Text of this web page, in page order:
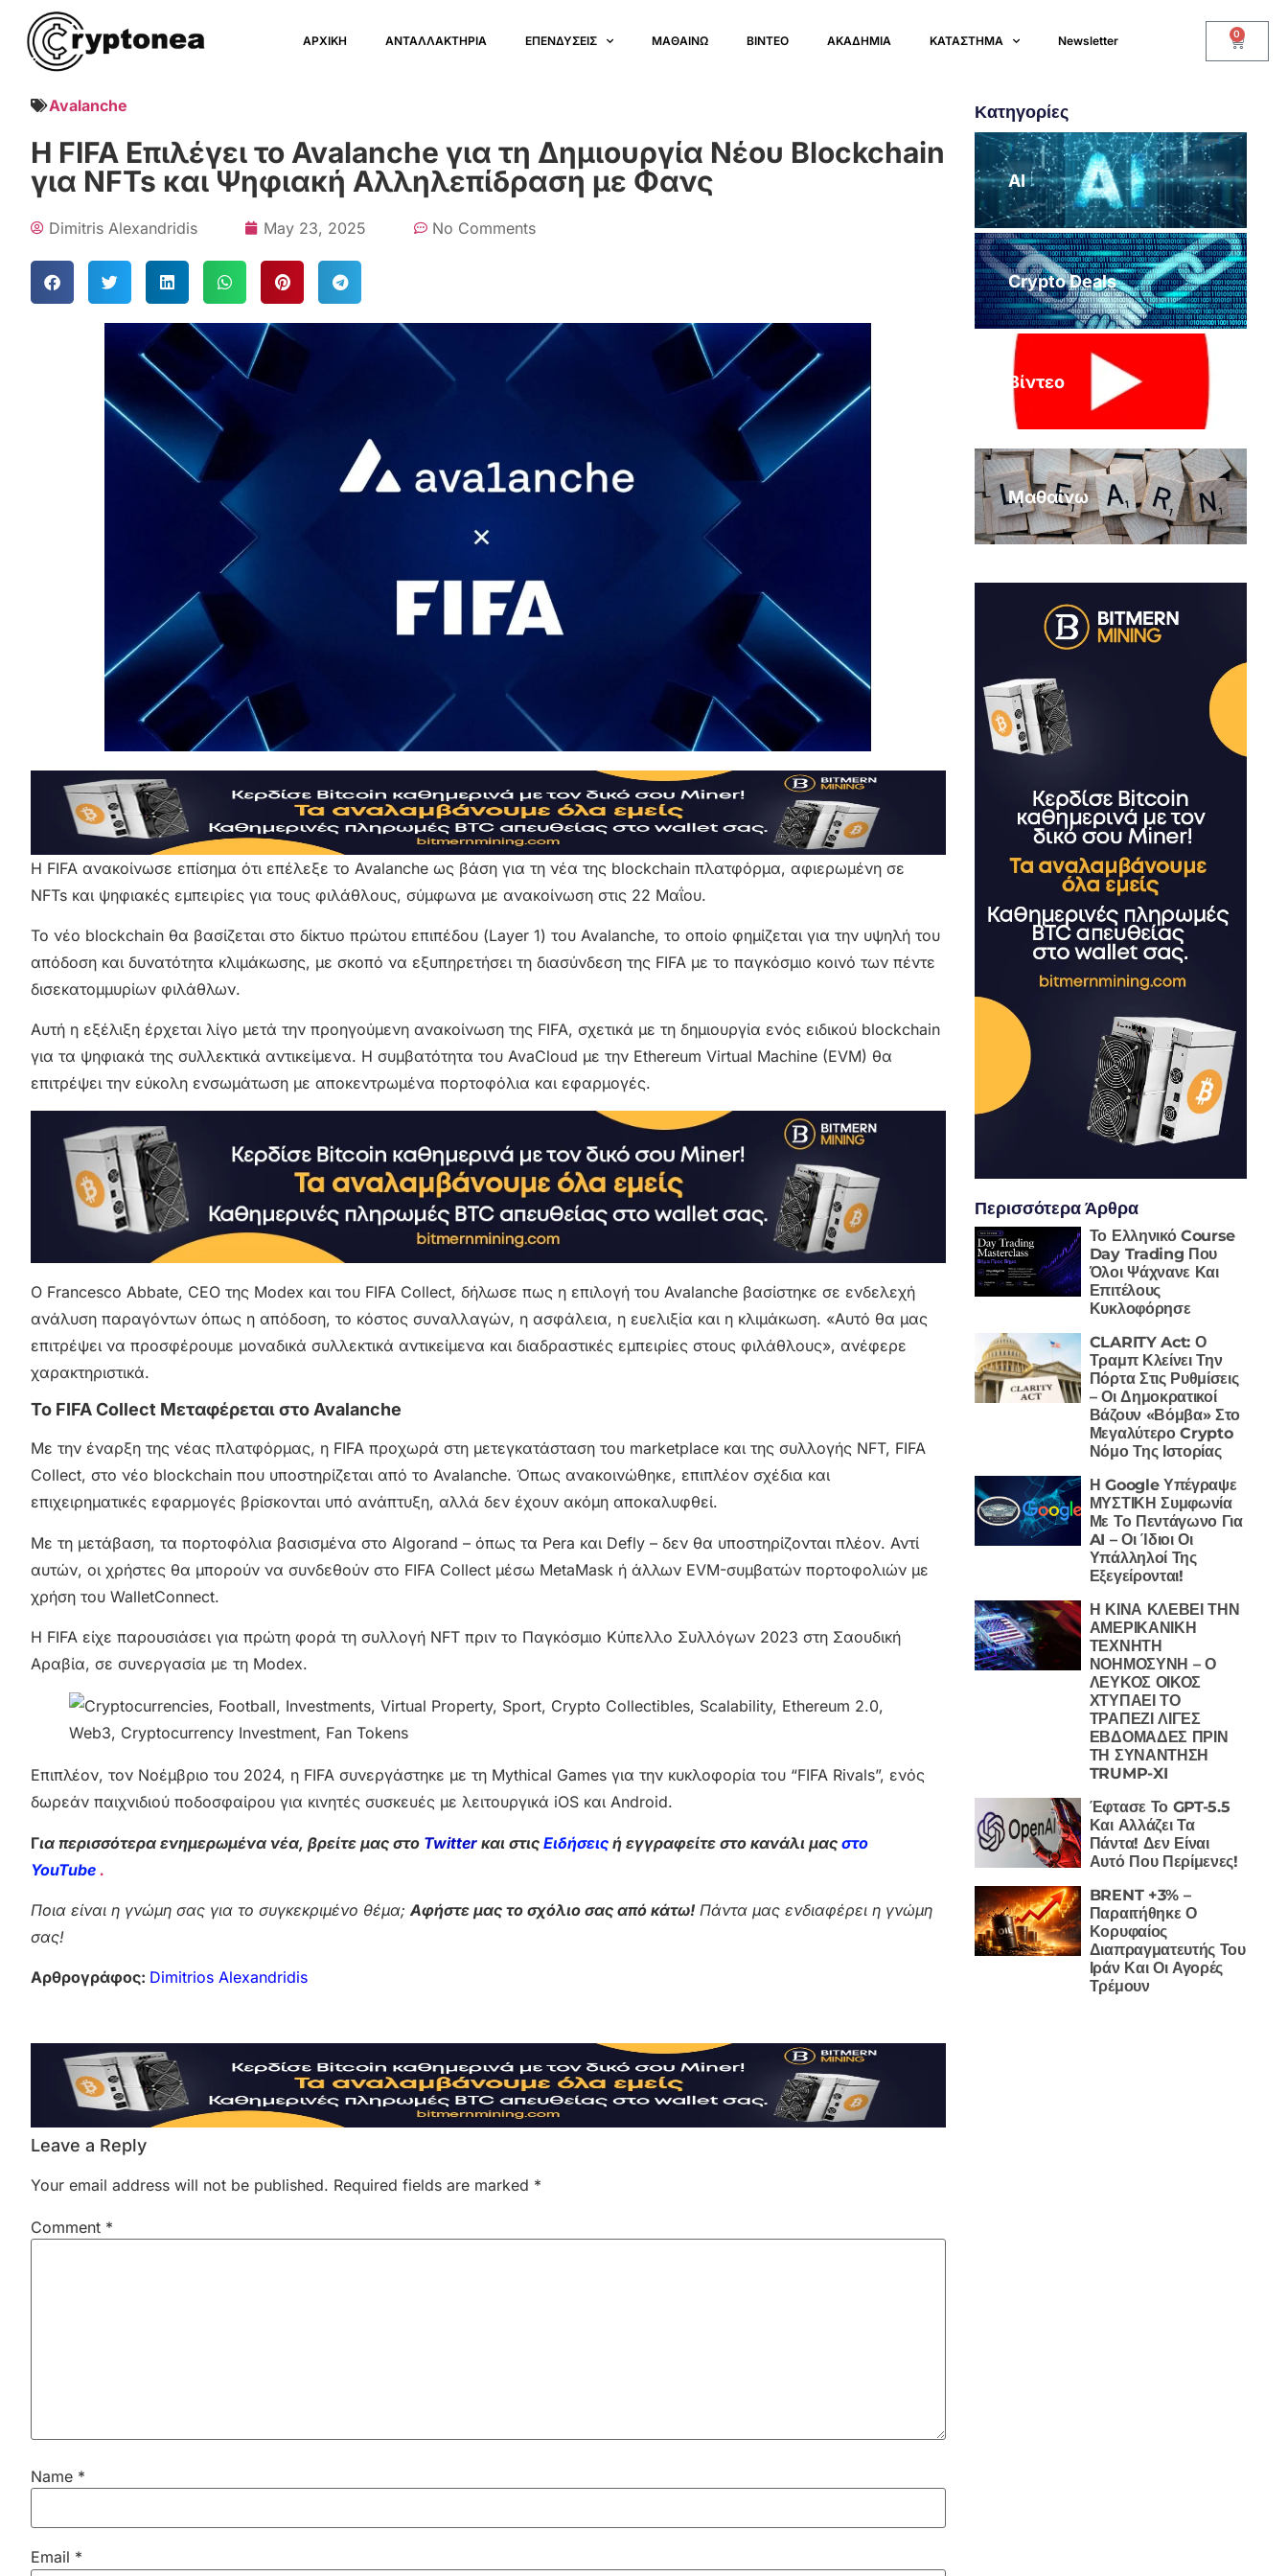
ΑΡΧΙΚΗ ΑΝΤΑΛΛΑΚΤΗΡΙΑ ΕΠΕΝΔΥΣΕΙΣ ΜΑΘΑΙΝΩ ΒΙΝΤΕΟ ΑΚΑΔΗΜΙΑ ΚΑΤΑΣΤΗΜΑ Newsletter 0
Avalanche
Η FIFA Επιλέγει το Avalanche για τη Δημιουργία Νέου Blockchain
για NFTs και Ψηφιακή Αλληλεπίδραση με Φανς
Dimitris Alexandridis May 23, 2025 No Comments
Η FIFA ανακοίνωσε επίσημα ότι επέλεξε το Avalanche ως βάση για τη νέα της blockchain πλατφόρμα, αφιερωμένη σε
NFTs και ψηφιακές εμπειρίες για τους φιλάθλους, σύμφωνα με ανακοίνωση στις 22 Μαΐου.
Το νέο blockchain θα βασίζεται στο δίκτυο πρώτου επιπέδου (Layer 1) του Avalanche, το οποίο φημίζεται για την υψηλή του
απόδοση και δυνατότητα κλιμάκωσης, με σκοπό να εξυπηρετήσει τη διασύνδεση της FIFA με το παγκόσμιο κοινό των πέντε
δισεκατομμυρίων φιλάθλων.
Αυτή η εξέλιξη έρχεται λίγο μετά την προηγούμενη ανακοίνωση της FIFA, σχετικά με τη δημιουργία ενός ειδικού blockchain
για τα ψηφιακά της συλλεκτικά αντικείμενα. Η συμβατότητα του AvaCloud με την Ethereum Virtual Machine (EVM) θα
επιτρέψει την εύκολη ενσωμάτωση με αποκεντρωμένα πορτοφόλια και εφαρμογές.
Ο Francesco Abbate, CEO της Modex και του FIFA Collect, δήλωσε πως η επιλογή του Avalanche βασίστηκε σε ενδελεχή
ανάλυση παραγόντων όπως η απόδοση, το κόστος συναλλαγών, η ασφάλεια, η ευελιξία και η κλιμάκωση. «Αυτό θα μας
επιτρέψει να προσφέρουμε μοναδικά συλλεκτικά αντικείμενα και διαδραστικές εμπειρίες στους φιλάθλους», ανέφερε
χαρακτηριστικά.
Το FIFA Collect Μεταφέρεται στο Avalanche
Με την έναρξη της νέας πλατφόρμας, η FIFA προχωρά στη μετεγκατάσταση του marketplace και της συλλογής NFT, FIFA
Collect, στο νέο blockchain που υποστηρίζεται από το Avalanche. Όπως ανακοινώθηκε, επιπλέον σχέδια και
επιχειρηματικές εφαρμογές βρίσκονται υπό ανάπτυξη, αλλά δεν έχουν ακόμη αποκαλυφθεί.
Με τη μετάβαση, τα πορτοφόλια βασισμένα στο Algorand – όπως τα Pera και Defly – δεν θα υποστηρίζονται πλέον. Αντί
αυτών, οι χρήστες θα μπορούν να συνδεθούν στο FIFA Collect μέσω MetaMask ή άλλων EVM-συμβατών πορτοφολιών με
χρήση του WalletConnect.
Η FIFA είχε παρουσιάσει για πρώτη φορά τη συλλογή NFT πριν το Παγκόσμιο Κύπελλο Συλλόγων 2023 στη Σαουδική
Αραβία, σε συνεργασία με τη Modex.
Επιπλέον, τον Νοέμβριο του 2024, η FIFA συνεργάστηκε με τη Mythical Games για την κυκλοφορία του “FIFA Rivals”, ενός
δωρεάν παιχνιδιού ποδοσφαίρου για κινητές συσκευές με λειτουργικά iOS και Android.
Για περισσότερα ενημερωμένα νέα, βρείτε μας στο Twitter και στις Ειδήσεις ή εγγραφείτε στο κανάλι μας στο
YouTube .
Ποια είναι η γνώμη σας για το συγκεκριμένο θέμα; Αφήστε μας το σχόλιο σας από κάτω! Πάντα μας ενδιαφέρει η γνώμη
σας!
Αρθρογράφος: Dimitrios Alexandridis
Leave a Reply
Your email address will not be published. Required fields are marked *
Comment *
Name *
Email *
Κατηγορίες
AI
Crypto Deals
Βίντεο
Μαθαίνω
Περισσότερα Άρθρα
Το Ελληνικό Course
Day Trading Που
Όλοι Ψάχνανε Και
Επιτέλους
Κυκλοφόρησε
CLARITY Act: Ο
Τραμπ Κλείνει Την
Πόρτα Στις Ρυθμίσεις
– Οι Δημοκρατικοί
Βάζουν «Βόμβα» Στο
Μεγαλύτερο Crypto
Νόμο Της Ιστορίας
Η Google Υπέγραψε
ΜΥΣΤΙΚΗ Συμφωνία
Με Το Πεντάγωνο Για
AI – Οι Ίδιοι Οι
Υπάλληλοί Της
Εξεγείρονται!
Η ΚΙΝΑ ΚΛΕΒΕΙ ΤΗΝ
ΑΜΕΡΙΚΑΝΙΚΗ
ΤΕΧΝΗΤΗ
ΝΟΗΜΟΣΥΝΗ – Ο
ΛΕΥΚΟΣ ΟΙΚΟΣ
ΧΤΥΠΑΕΙ ΤΟ
ΤΡΑΠΕΖΙ ΛΙΓΕΣ
ΕΒΔΟΜΑΔΕΣ ΠΡΙΝ
ΤΗ ΣΥΝΑΝΤΗΣΗ
TRUMP-XI
Έφτασε Το GPT-5.5
Και Αλλάζει Τα
Πάντα! Δεν Είναι
Αυτό Που Περίμενες!
BRENT +3% –
Παραιτήθηκε Ο
Κορυφαίος
Διαπραγματευτής Του
Ιράν Και Οι Αγορές
Τρέμουν